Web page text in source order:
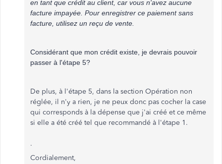
en tant que crédit au client, car vous n'avez aucune
facture impayée. Pour enregistrer ce paiement sans
facture, utilisez un reçu de vente.
Considérant que mon crédit existe, je devrais pouvoir
passer à l'étape 5?
De plus, à l'étape 5, dans la section Opération non
réglée, il n'y a rien, je ne peux donc pas cocher la case
qui corresponds à la dépense que j'ai créé et ce même
si elle a été créé tel que recommandé à l'étape 1.
.
Cordialement,